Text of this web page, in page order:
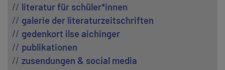
literatur für schüler*innen
galerie der literaturzeitschriften
gedenkort ilse aichinger
publikationen
zusendungen & social media